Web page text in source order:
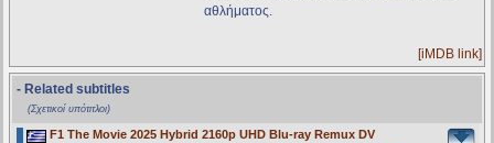
αθλήματος.
[iMDB link]
- Related subtitles
(Σχετικοί υπότιτλοι)
F1 The Movie 2025 Hybrid 2160p UHD Blu-ray Remux DV